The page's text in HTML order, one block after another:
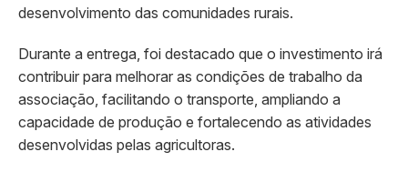
desenvolvimento das comunidades rurais.
Durante a entrega, foi destacado que o investimento irá
contribuir para melhorar as condições de trabalho da
associação, facilitando o transporte, ampliando a
capacidade de produção e fortalecendo as atividades
desenvolvidas pelas agricultoras.